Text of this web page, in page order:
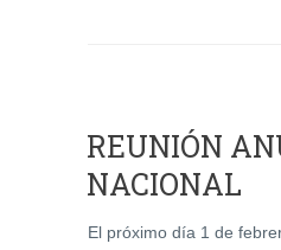
REUNIÓN
NACIONAL
El próximo día 1 de